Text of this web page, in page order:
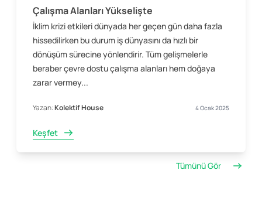
Çalışma Alanları Yükselişte
İklim krizi etkileri dünyada her geçen gün daha fazla
hissedilirken bu durum iş dünyasını da hızlı bir
dönüşüm sürecine yönlendirir. Tüm gelişmelerle
beraber çevre dostu çalışma alanları hem doğaya
zarar vermey...
Yazan:Kolektif House 4 Ocak 2025
Keşfet
Tümünü Gör